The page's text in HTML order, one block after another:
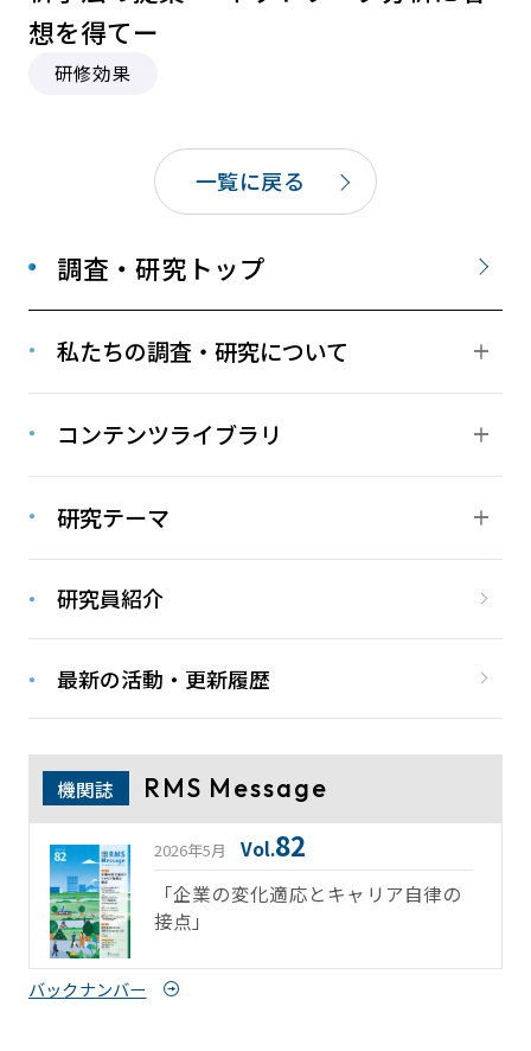
調査・研究トップ
私たちの調査・研究について
コンテンツライブラリ
研究テーマ
研究員紹介
最新の活動・更新履歴
機関誌 RMS Message
「企業の変化適応とキャリア自律の
接点」
2026年5月 Vol.82
バックナンバー
想を得てー
研修効果
一覧に戻る